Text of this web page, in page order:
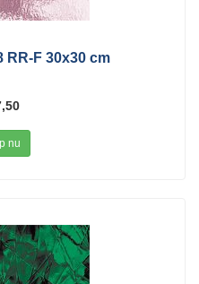
RR-F 30x30 cm
nu